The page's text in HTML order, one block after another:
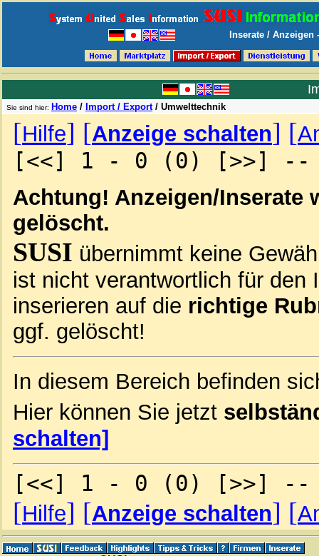
Inserate /
Sie sind hier: Home / Import / Export/ Umwelttechnik
[Hilfe] [Anzeige schalten] [
[<<] 1 - 0 (0) [>>] --
Achtung! Anzeigen/Inserate
gelöscht.
SUSI übernimmt keine
ist nicht verantwortlich für den
inserieren auf die richtige
ggf. gelöscht!
In diesem Bereich befinden
Hier können Sie jetzt
schalten]
[<<] 1 - 0 (0) [>>] --
[Hilfe] [Anzeige schalten] [